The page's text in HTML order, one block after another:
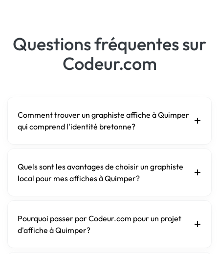
Questions fréquentes sur
Codeur.com
Comment trouver un graphiste affiche à Quimper
qui comprend l'identité bretonne?
Quels sont les avantages de choisir un graphiste
local pour mes affiches à Quimper?
Pourquoi passer par Codeur.com pour un projet
d'affiche à Quimper?